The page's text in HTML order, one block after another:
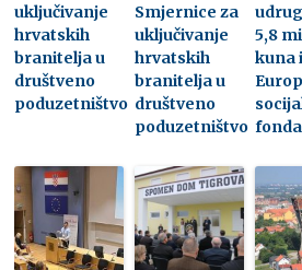
uključivanje
hrvatskih
branitelja u
društveno
poduzetništvo
Smjernice za
uključivanje
hrvatskih
branitelja u
društveno
poduzetništvo
5,8
kuna
fonda